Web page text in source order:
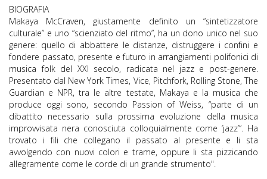
BIOGRAFIA
Makaya McCraven, giustamente definito un “sintetizzatore
culturale” e uno “scienziato del ritmo”, ha un dono unico nel suo
genere: quello di abbattere le distanze, distruggere i confini e
fondere passato, presente e futuro in arrangiamenti polifonici di
musica folk del XXI secolo, radicata nel jazz e post-genere.
Presentato dal New York Times, Vice, Pitchfork, Rolling Stone, The
Guardian e NPR, tra le altre testate, Makaya e la musica che
produce oggi sono, secondo Passion of Weiss, “parte di un
dibattito necessario sulla prossima evoluzione della musica
improvvisata nera conosciuta colloquialmente come ‘jazz’”. Ha
trovato i fili che collegano il passato al presente e li sta
avvolgendo con nuovi colori e trame, oppure li sta pizzicando
allegramente come le corde di un grande strumento".